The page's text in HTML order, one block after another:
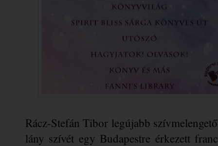
Rácz-Stefán Tibor legújabb
lány szívét egy Budapestre érkezett